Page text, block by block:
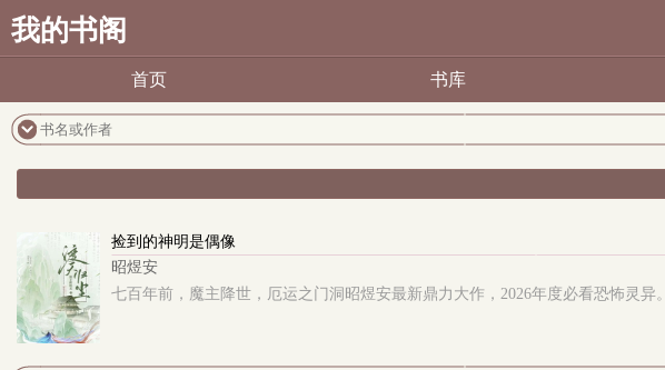
我的书阁
首页 书库
捡到的神明是偶像
昭煜安
七百年前，魔主降世，厄运之门洞昭煜安最新鼎力大作，2026年度必看恐怖灵异。